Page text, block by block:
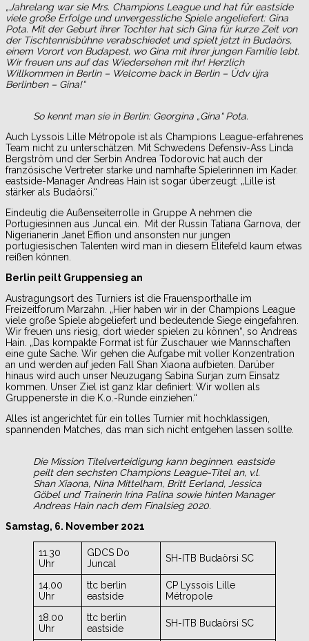
„Jahrelang war sie Mrs. Champions League und hat für eastside
viele große Erfolge und unvergessliche Spiele angeliefert: Gina
Pota. Mit der Geburt ihrer Tochter hat sich Gina für kurze Zeit von
der Tischtennisbühne verabschiedet und spielt jetzt in Budaörs,
einem Vorort von Budapest, wo Gina mit ihrer jungen Familie lebt.
Wir freuen uns auf das Wiedersehen mit ihr! Herzlich
Willkommen in Berlin – Welcome back in Berlin – Üdv újra
Berlinben – Gina!“
So kennt man sie in Berlin: Georgina „Gina“ Pota.
Auch Lyssois Lille Métropole ist als Champions League-erfahrenes
Team nicht zu unterschätzen. Mit Schwedens Defensiv-Ass Linda
Bergström und der Serbin Andrea Todorovic hat auch der
französische Vertreter starke und namhafte Spielerinnen im Kader.
eastside-Manager Andreas Hain ist sogar überzeugt: „Lille ist
stärker als Budaörsi.“
Eindeutig die Außenseiterrolle in Gruppe A nehmen die
Portugiesinnen aus Juncal ein. Mit der Russin Tatiana Garnova, der
Nigerianerin Janet Effion und ansonsten nur jungen
portugiesischen Talenten wird man in diesem Elitefeld kaum etwas
reißen können.
Berlin peilt Gruppensieg an
Austragungsort des Turniers ist die Frauensporthalle im
Freizeitforum Marzahn. „Hier haben wir in der Champions League
viele große Spiele abgeliefert und bedeutende Siege eingefahren.
Wir freuen uns riesig, dort wieder spielen zu können“, so Andreas
Hain. „Das kompakte Format ist für Zuschauer wie Mannschaften
eine gute Sache. Wir gehen die Aufgabe mit voller Konzentration
an und werden auf jeden Fall Shan Xiaona aufbieten. Darüber
hinaus wird auch unser Neuzugang Sabina Surjan zum Einsatz
kommen. Unser Ziel ist ganz klar definiert: Wir wollen als
Gruppenerste in die K.o.-Runde einziehen.“
Alles ist angerichtet für ein tolles Turnier mit hochklassigen,
spannenden Matches, das man sich nicht entgehen lassen sollte.
Die Mission Titelverteidigung kann beginnen. eastside
peilt den sechsten Champions League-Titel an, v.l.
Shan Xiaona, Nina Mittelham, Britt Eerland, Jessica
Göbel und Trainerin Irina Palina sowie hinten Manager
Andreas Hain nach dem Finalsieg 2020.
Samstag, 6. November 2021
11.30
Uhr
GDCS Do
Juncal
SH-ITB Budaörsi SC
14.00
Uhr
ttc berlin
eastside
CP Lyssois Lille
Métropole
18.00
Uhr
ttc berlin
eastside
SH-ITB Budaörsi SC